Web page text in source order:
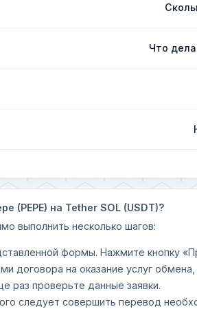
Что
(PEPE) на Tether SOL (USDT)?
выполнить несколько шагов:
формы. Нажмите кнопку
договора на оказание услуг
раз проверьте данные заявки.
следует совершить перевод